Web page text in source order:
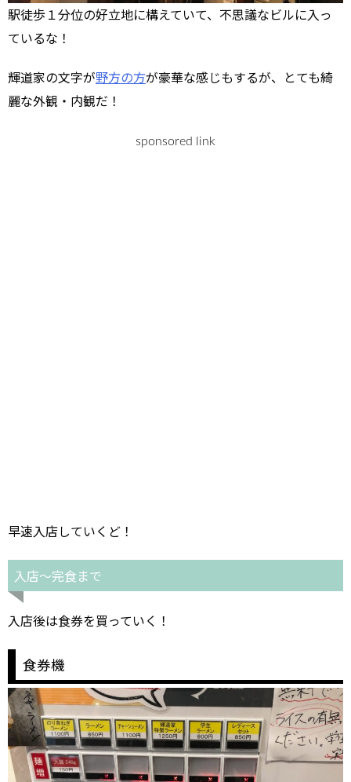
駅徒歩１分位の好立地に構えていて、不思議なビルに入っ
ているな！
輝道家の文字が野方の方が豪華な感じもするが、とても綺
麗な外観・内観だ！
sponsored link
早速入店していくど！
入店～完食まで
入店後は食券を買っていく！
食券機